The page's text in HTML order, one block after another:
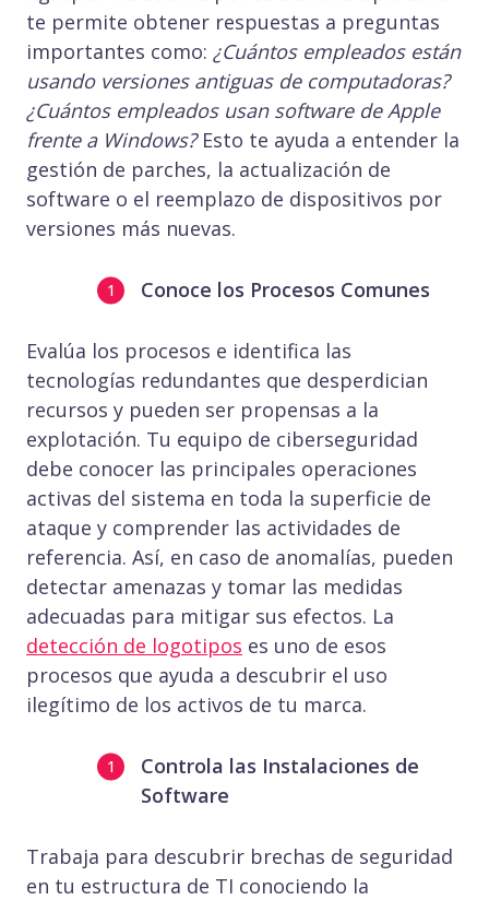
te permite obtener respuestas a preguntas
importantes como: ¿Cuántos empleados están
usando versiones antiguas de computadoras?
¿Cuántos empleados usan software de Apple
frente a Windows?Esto te ayuda a entender la
gestión de parches, la actualización de
software o el reemplazo de dispositivos por
versiones más nuevas.
Conoce los Procesos Comunes
Evalúa los procesos e identifica las
tecnologías redundantes que desperdician
recursos y pueden ser propensas a la
explotación. Tu equipo de ciberseguridad
debe conocer las principales operaciones
activas del sistema en toda la superficie de
ataque y comprender las actividades de
referencia. Así, en caso de anomalías, pueden
detectar amenazas y tomar las medidas
adecuadas para mitigar sus efectos. La
detección de logotipos es uno de esos
procesos que ayuda a descubrir el uso
ilegítimo de los activos de tu marca.
Controla las Instalaciones de
Software
Trabaja para descubrir brechas de seguridad
en tu estructura de TI conociendo la